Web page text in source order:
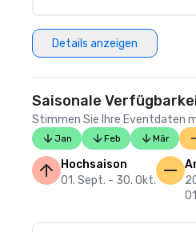
Details anzeigen
Saisonale
Stimmen Sie Ihre Eventdaten
Jan Feb Mär
Hochsaison
01. Sept. - 30. Okt.